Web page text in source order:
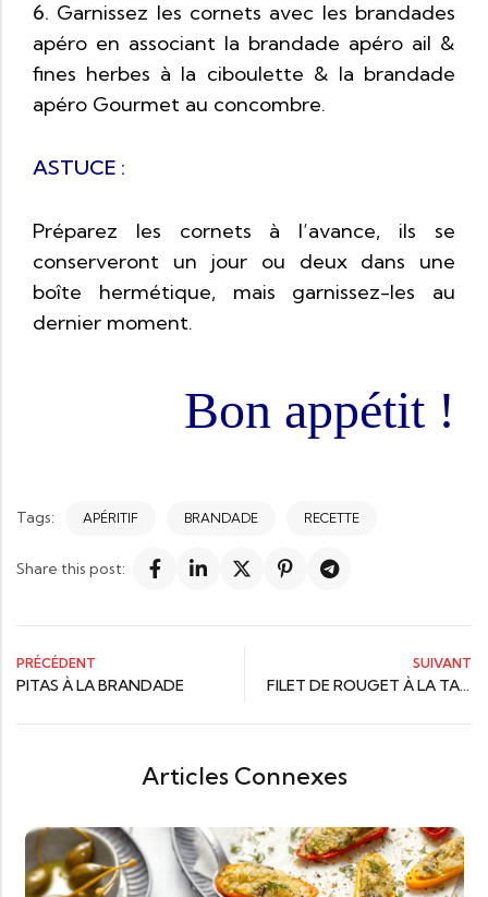
6. Garnissez les cornets avec les brandades
apéro en associant la brandade apéro ail &
fines herbes à la ciboulette & la brandade
apéro Gourmet au concombre.
ASTUCE :
Préparez les cornets à l’avance, ils se
conserveront un jour ou deux dans une
boîte hermétique, mais garnissez-les au
dernier moment.
Bon appétit !
Tags: APÉRITIF BRANDADE RECETTE
Share this post:
PRÉCÉDENT
PITAS À LA BRANDADE
SUIVANT
FILET DE ROUGET À LA TAPENADE, PURÉE À L’OLIVE NOIRE
Articles Connexes